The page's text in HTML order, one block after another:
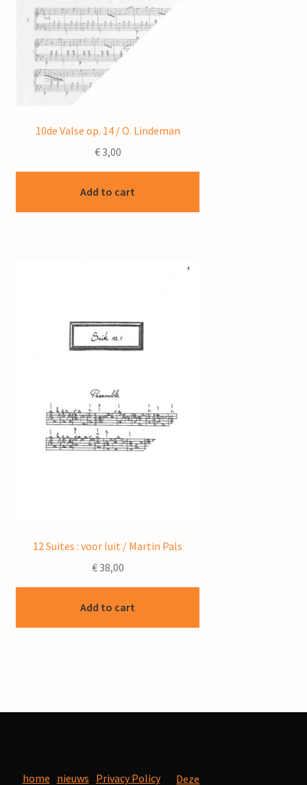
10de Valse op. 14 / O. Lindeman
€3,00
Add to cart
12 Suites : voor luit / Martin Pals
€38,00
Add to cart
home nieuws Privacy Policy Deze